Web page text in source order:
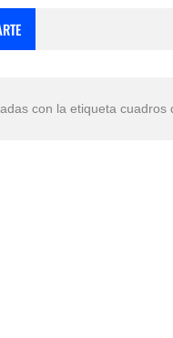
con la etiqueta cuadros